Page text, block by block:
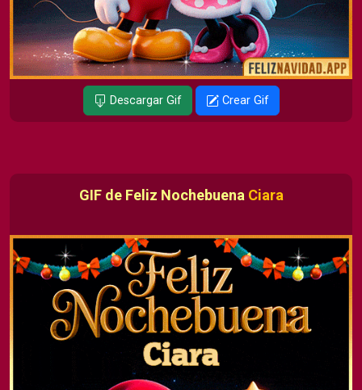
Descargar Gif Crear Gif
GIF de Feliz Nochebuena Ciara